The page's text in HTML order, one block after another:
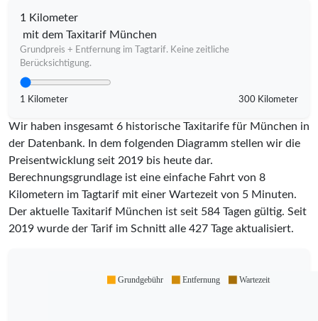
1 Kilometer
mit dem Taxitarif München
Grundpreis + Entfernung im Tagtarif. Keine zeitliche
Berücksichtigung.
1 Kilometer 300 Kilometer
Wir haben insgesamt 6 historische Taxitarife für München in
der Datenbank. In dem folgenden Diagramm stellen wir die
Preisentwicklung seit 2019 bis heute dar.
Berechnungsgrundlage ist eine einfache Fahrt von 8
Kilometern im Tagtarif mit einer Wartezeit von 5 Minuten.
Der aktuelle Taxitarif München ist seit 584 Tagen gültig. Seit
2019 wurde der Tarif im Schnitt alle 427 Tage aktualisiert.
Grundgebühr Entfernung Wartezeit